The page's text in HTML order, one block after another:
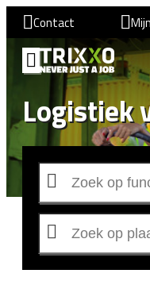
Contact
Logistiek